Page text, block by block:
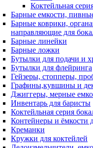
Коктейльная
Барные емкости,
Барные коврики,
направляющие для
Барные линейки
Барные ложки
Бутылки для подачи и
Бутылки для флейринга
Гейзеры, стопперы,
Графины,кувшины и
Джиггеры, мерные
Инвентарь для баристы
Коктейльная серия
Контейнеры и ёмкости
Креманки
Кружки для коктейлей